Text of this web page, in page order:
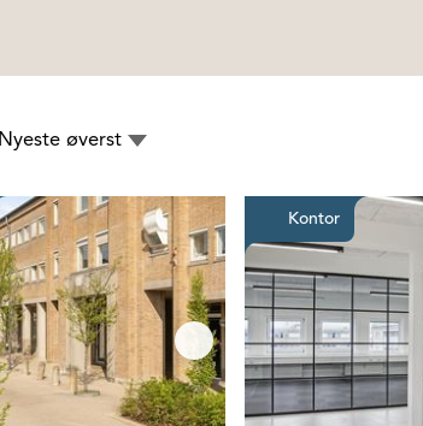
Nyeste øverst
Lyst og åbent kontor øverst iKontor